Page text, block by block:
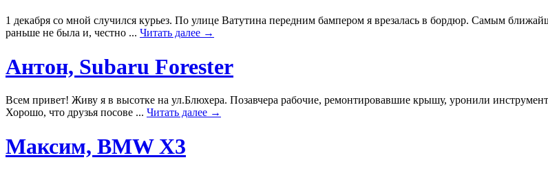
1 декабря со мной случился курьез. По улице Ватутина передним бампером я врезалась в бордюр. Самым
раньше не была и, честно ... Читать далее →
Антон, Subaru Forester
Всем привет! Живу я в высотке на ул.Блюхера. Позавчера рабочие, ремонтировавшие крышу, уронили
Хорошо, что друзья посове ... Читать далее →
Максим, BMW X3